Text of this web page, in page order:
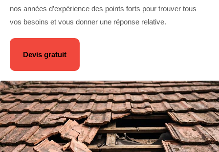
nos années d’expérience des points forts pour trouver tous
vos besoins et vous donner une réponse relative.
Devis gratuit